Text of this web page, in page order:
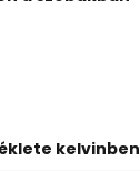
kelvinben